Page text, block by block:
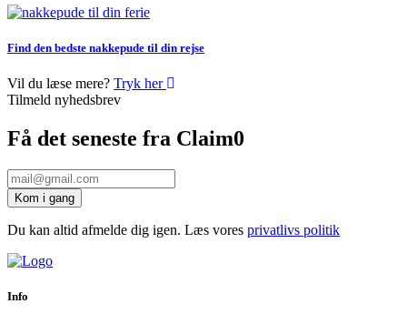
Find den bedste nakkepude til din rejse
Vil du læse mere? Tryk her
Tilmeld nyhedsbrev
Få det seneste fra Claim0
Email
Kom i gang
Du kan altid afmelde dig igen. Læs vores privatlivs politik
Info